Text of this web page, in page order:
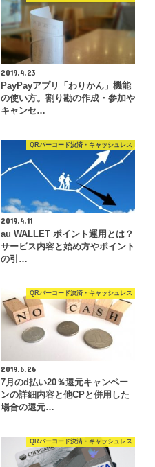
2019.4.23
PayPayアプリ「わりかん」機能
の使い方。割り勘の作成・参加や
キャンセ…
QRバーコード決済・キャッシュレス
2019.4.11
au WALLET ポイント運用とは？
サービス内容と始め方やポイント
の引…
QRバーコード決済・キャッシュレス
2019.6.26
7月のd払い20％還元キャンペー
ンの詳細内容と他CPと併用した
場合の還元…
QRバーコード決済・キャッシュレス